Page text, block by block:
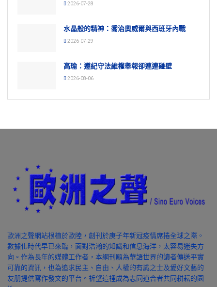
2026-07-28
水晶般的精神：喬治奧威爾與西班牙內戰
2026-07-29
高瑜：遵紀守法維權舉報卻連連碰壁
2026-08-06
歐洲之聲網站根植於歐陸，創刊於庚子年新冠疫情席捲全球之際。
數據化時代早已來臨，面對浩瀚的知識和信息海洋，太容易迷失方
向。作為長年的媒體工作者，本網刊願為華語世界的讀者傳送平實
可靠的資訊，也為追求民主、自由、人權的有識之士及愛好文藝的
友朋提供寫作發文的平台。祈望這裡成為志同道合者共同耕耘的園